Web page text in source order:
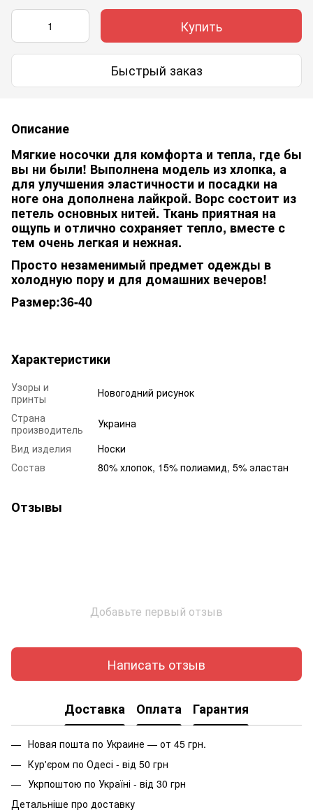
Купить
Быстрый заказ
Описание
Мягкие носочки для комфорта и тепла, где бы
вы ни были! Выполнена модель из хлопка, а
для улучшения эластичности и посадки на
ноге она дополнена лайкрой. Ворс состоит из
петель основных нитей. Ткань приятная на
ощупь и отлично сохраняет тепло, вместе с
тем очень легкая и нежная.
Просто незаменимый предмет одежды в
холодную пору и для домашних вечеров!
Размер:36-40
Характеристики
Узоры и
принты
Новогодний рисунок
Страна
производитель
Украина
Вид изделия
Носки
Состав
80% хлопок, 15% полиамид, 5% эластан
Отзывы
Добавьте первый отзыв
Написать отзыв
Доставка Оплата Гарантия
Новая пошта по Украине — от 45 грн.
Кур'єром по Одесі - від 50 грн
Укрпоштою по Україні - від 30 грн
Детальніше про доставку